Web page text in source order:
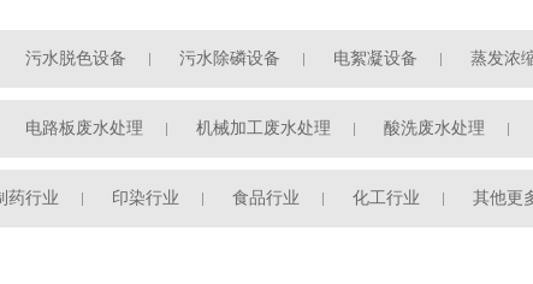
污水脱色设备 污水除磷设备 电絮凝设备 蒸发浓
置
电路板废水处理 机械加工废水处理 酸洗废水处理
药行业 印染行业 食品行业 化工行业 其他更